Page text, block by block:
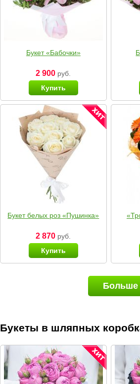
Букет «Бабочки»
2 900 руб.
Купить
Букет белых роз «Пушинка»
2 870 руб.
Купить
Больше
Букеты в шляпных